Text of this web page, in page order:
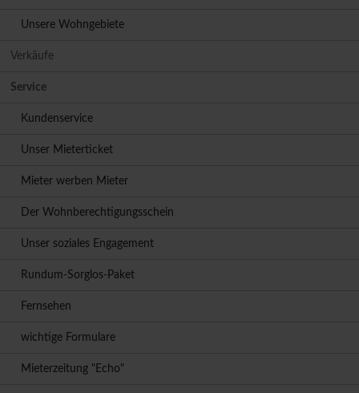
Unsere Wohngebiete
Verkäufe
Service
Kundenservice
Unser Mieterticket
Mieter werben Mieter
Der Wohnberechtigungsschein
Unser soziales Engagement
Rundum-Sorglos-Paket
Fernsehen
wichtige Formulare
Mieterzeitung "Echo"